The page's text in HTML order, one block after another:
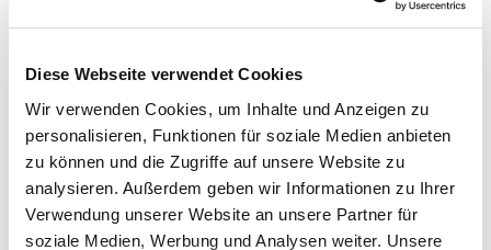
Diese Webseite verwendet Cookies
Wir verwenden Cookies, um Inhalte und Anzeigen zu
personalisieren, Funktionen für soziale Medien anbieten
zu können und die Zugriffe auf unsere Website zu
analysieren. Außerdem geben wir Informationen zu Ihrer
Verwendung unserer Website an unsere Partner für
soziale Medien, Werbung und Analysen weiter. Unsere